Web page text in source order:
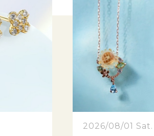
2026/08/01 Sat.